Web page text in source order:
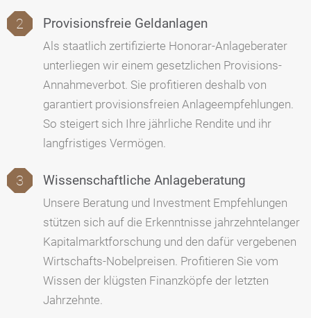
Provisionsfreie Geldanlagen
Als staatlich zertifizierte Honorar-Anlageberater
unterliegen wir einem gesetzlichen Provisions-
Annahmeverbot. Sie profitieren deshalb von
garantiert provisionsfreien Anlageempfehlungen.
So steigert sich Ihre jährliche Rendite und ihr
langfristiges Vermögen.
Wissenschaftliche Anlageberatung
Unsere Beratung und Investment Empfehlungen
stützen sich auf die Erkenntnisse jahrzehntelanger
Kapitalmarktforschung und den dafür vergebenen
Wirtschafts-Nobelpreisen. Profitieren Sie vom
Wissen der klügsten Finanzköpfe der letzten
Jahrzehnte.